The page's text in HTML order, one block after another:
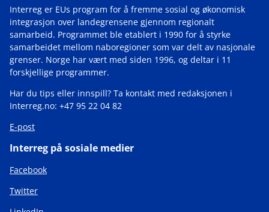
Interreg er EUs program for å fremme sosial og økonomisk
integrasjon over landegrensene gjennom regionalt
samarbeid. Programmet ble etablert i 1990 for å styrke
samarbeidet mellom naboregioner som var delt av nasjonale
grenser. Norge har vært med siden 1996, og deltar i 11
forskjellige programmer.
Har du tips eller innspill? Ta kontakt med redaksjonen i
Interreg.no: +47 95 22 04 82
E-post
Interreg på sosiale medier
Facebook
Twitter